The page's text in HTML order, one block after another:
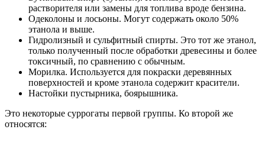
растворителя или замены для топлива вроде бензина.
Одеколоны и лосьоны. Могут содержать около 50%
этанола и выше.
Гидролизный и сульфитный спирты. Это тот же этанол,
только полученный после обработки древесины и более
токсичный, по сравнению с обычным.
Морилка. Используется для покраски деревянных
поверхностей и кроме этанола содержит красители.
Настойки пустырника, боярышника.
Это некоторые суррогаты первой группы. Ко второй же
относятся: